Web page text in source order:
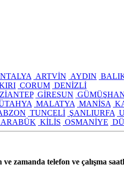
ARTVİN AYDIN
ÇORUM DENİZLİ
GİRESUN
MALATYA MANİSA
TUNCELİ ŞANLIURFA
KİLİS OSMANİYE
zamanda telefon ve çalışma